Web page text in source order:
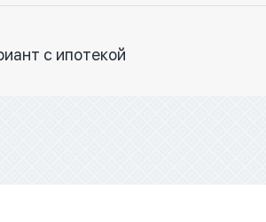
с ипотекой